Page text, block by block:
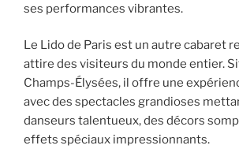
ses performances vibrantes.
Le Lido de Paris est un autre cabaret
attire des visiteurs du monde entier.
Champs-Élysées, il offre une
avec des spectacles grandioses
danseurs talentueux, des décors
effets spéciaux impressionnants.